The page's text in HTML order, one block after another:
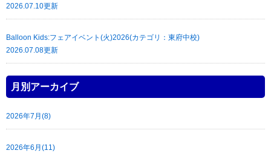
2026.07.10更新
Balloon Kids:フェアイベント(火)2026(カテゴリ：東府中校)
2026.07.08更新
月別アーカイブ
2026年7月(8)
2026年6月(11)